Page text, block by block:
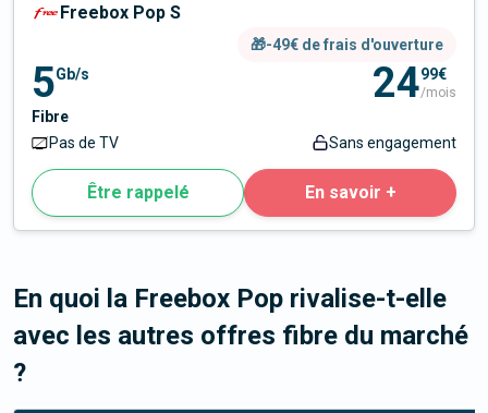
Freebox Pop S
🎁-49€ de frais d'ouverture
5Gb/s
Fibre
Pas de TV
2499€
/mois
Sans engagement
Être rappelé En savoir +
En quoi la Freebox Pop rivalise-t-elle
avec les autres offres fibre du marché
?